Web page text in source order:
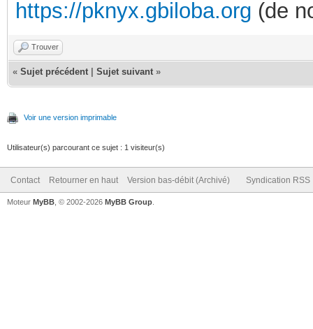
https://pknyx.gbiloba.org (de
Trouver
« Sujet précédent Sujet suivant »
Voir une version imprimable
Utilisateur(s) parcourant ce sujet : 1 visiteur(s)
Contact Retourner en haut Version bas-débit (Archivé) Syndication RSS
Moteur MyBB , © 2002-2026 MyBB Group